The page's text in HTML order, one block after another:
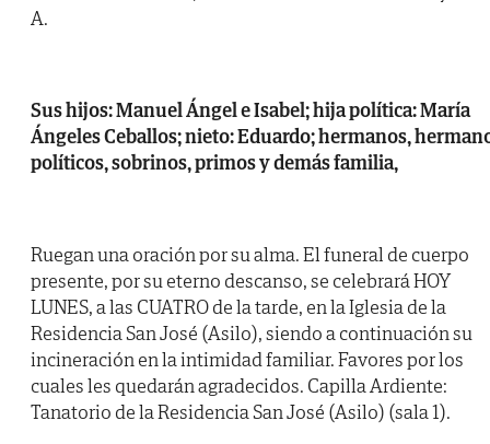
A.
Sus hijos: Manuel Ángel e Isabel; hija política: María
Ángeles Ceballos; nieto: Eduardo; hermanos,
políticos, sobrinos, primos y demás familia,
Ruegan una oración por su alma. El funeral de cuerpo
presente, por su eterno descanso, se celebrará HOY
LUNES, a las CUATRO de la tarde, en la Iglesia de la
Residencia San José (Asilo), siendo a continuación su
incineración en la intimidad familiar. Favores por los
cuales les quedarán agradecidos. Capilla Ardiente:
Tanatorio de la Residencia San José (Asilo) (sala 1).